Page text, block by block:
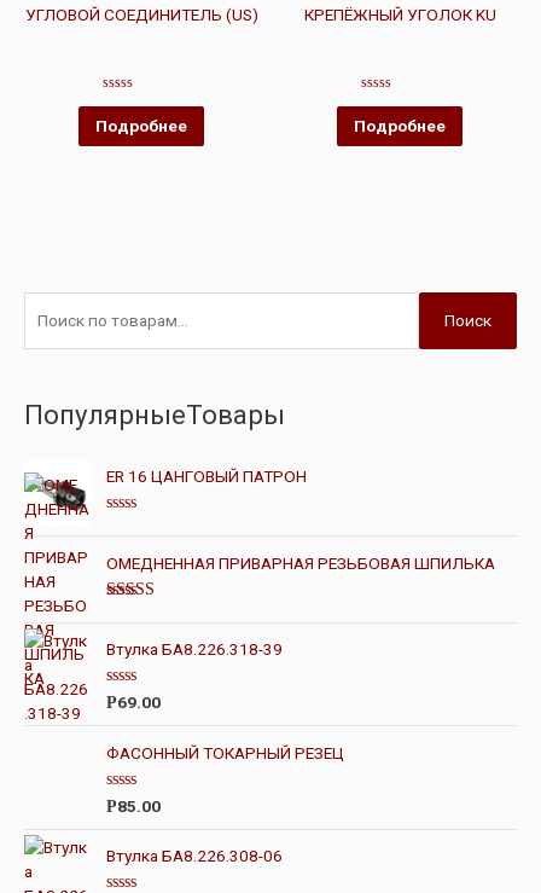
УГЛОВОЙ СОЕДИНИТЕЛЬ (US)
Оценка
0
из
5
Подробнее
КРЕПЁЖНЫЙ УГОЛОК KU
Оценка
0
из
5
Подробнее
Поиск
ПопулярныеТовары
ER 16 ЦАНГОВЫЙ ПАТРОН
ц
е
н
к
0
з
5
ОМЕДНЕННАЯ ПРИВАРНАЯ РЕЗЬБОВАЯ ШПИЛЬКА
4.00из 5
Втулка БА8.226.318-39
О
е
н
к
а
и
з
Р69.00
ФАСОННЫЙ ТОКАРНЫЙ РЕЗЕЦ
О
е
н
к
а
Р85.00
Втулка БА8.226.308-06